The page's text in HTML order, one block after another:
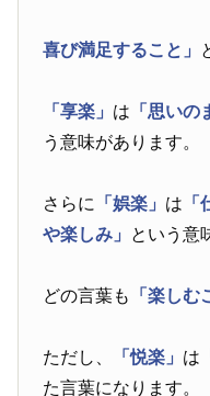
喜び満足すること」
「享楽」 は 「思いの
う意味があります。
さらに 「娯楽」 は
や楽しみ」 という意
どの言葉も 「楽しむ
ただし、 「悦楽」 は
た言葉になります。